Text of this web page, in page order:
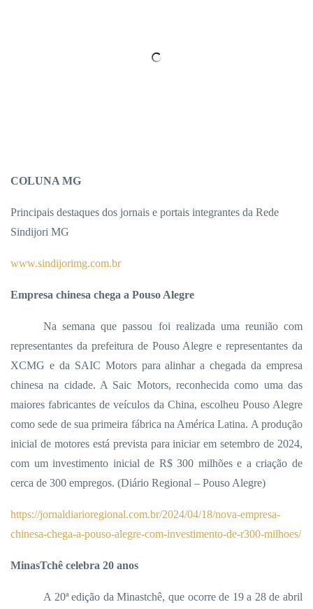
COLUNA MG
Principais destaques dos jornais e portais integrantes da Rede
Sindijori MG
www.sindijorimg.com.br
Empresa chinesa chega a Pouso Alegre
Na semana que passou foi realizada uma reunião com
representantes da prefeitura de Pouso Alegre e representantes da
XCMG e da SAIC Motors para alinhar a chegada da empresa
chinesa na cidade. A Saic Motors, reconhecida como uma das
maiores fabricantes de veículos da China, escolheu Pouso Alegre
como sede de sua primeira fábrica na América Latina. A produção
inicial de motores está prevista para iniciar em setembro de 2024,
com um investimento inicial de R$ 300 milhões e a criação de
cerca de 300 empregos. (Diário Regional – Pouso Alegre)
https://jornaldiarioregional.com.br/2024/04/18/nova-empresa-
chinesa-chega-a-pouso-alegre-com-investimento-de-r300-milhoes/
MinasTchê celebra 20 anos
A 20ª edição da Minastchê, que ocorre de 19 a 28 de abril